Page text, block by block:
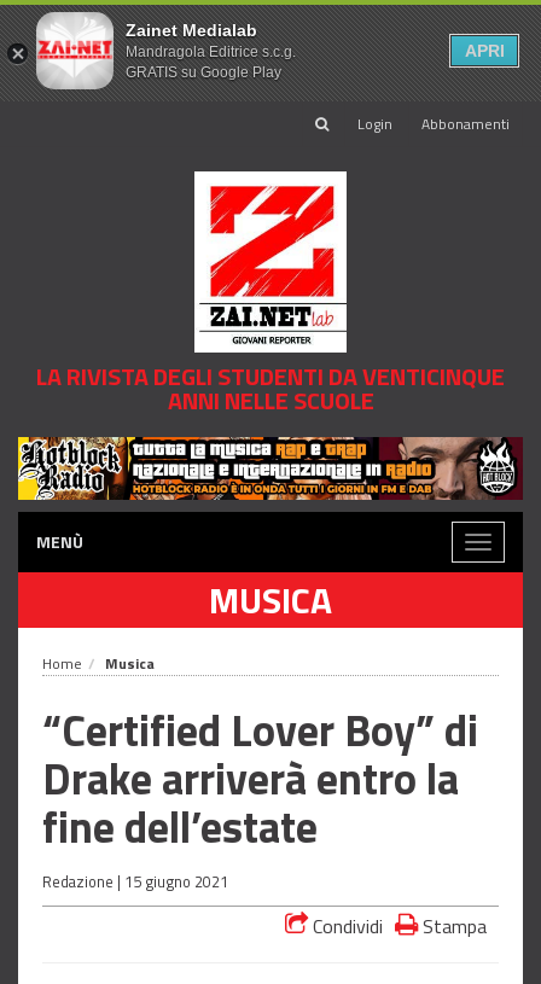
Login Abbonamenti
LA RIVISTA DEGLI STUDENTI DA VENTICINQUE
ANNI NELLE SCUOLE
MENÙ
Toggle
MUSICA
Home Musica
“Certified Lover Boy” di
Drake arriverà entro la
fine dell’estate
Redazione | 15 giugno 2021
Condividi Stampa
Zainet Medialab
Mandragola Editrice s.c.g.
GRATIS su Google Play
APRI